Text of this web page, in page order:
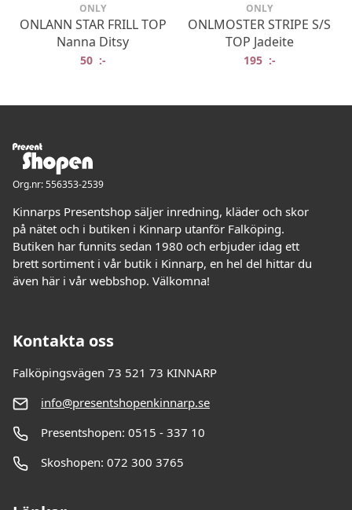
ONLY
ONLANN STAR FRILL TOP
Nanna Ditsy
50 :-
ONLY
ONLMOSTER STRIPE S/S
TOP Jadeite
195 :-
Org.nr: 556353-2539
Kinnarps Presentshop säljer inredning, kläder och skor
på nätet och i butiken i Kinnarp utanför Falköping.
Butiken har funnits sedan 1980 och erbjuder idag ett
brett sortiment i vår butik i Kinnarp, en hel del hittar du
även här i vår webbshop. Välkomna!
Kontakta oss
Falköpingsvägen 73 521 73 KINNARP
info@presentshopenkinnarp.se
Presentshopen: 0515 - 337 10
Skoshopen: 072 300 3765